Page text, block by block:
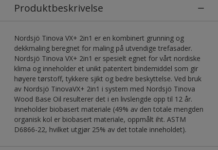
Produktbeskrivelse
Nordsjö Tinova VX+ 2in1 er en kombinert grunning og
dekkmaling beregnet for maling på utvendige trefasader.
Nordsjö Tinova VX+ 2in1 er spesielt egnet for vårt nordiske
klima og inneholder et unikt patentert bindemiddel som gir
høyere tørstoff, tykkere sjikt og bedre beskyttelse. Ved bruk
av Nordsjö TinovaVX+ 2in1 i system med Nordsjö Tinova
Wood Base Oil resulterer det i en livslengde opp til 12 år.
Inneholder biobasert materiale (49% av den totale mengden
organisk kol er biobasert materiale, oppmålt iht. ASTM
D6866-22, hvilket utgjør 25% av det totale inneholdet).